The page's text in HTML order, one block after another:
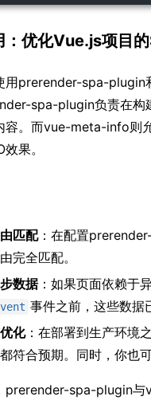
：优化Vue.js项目
用prerender-spa-plugin
spa-plugin负责在构
容。而vue-meta-info则
果。
匹配：在配置
完全匹配。
数据：如果页面依赖于
事件之前，这些数据
化：在部署到生产环境
符合预期。同时，你也
prerender-spa-plugin与